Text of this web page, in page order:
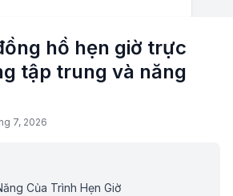
hồ hẹn giờ trực
tập trung và năng
7, 2026
Của Trình Hẹn Giờ